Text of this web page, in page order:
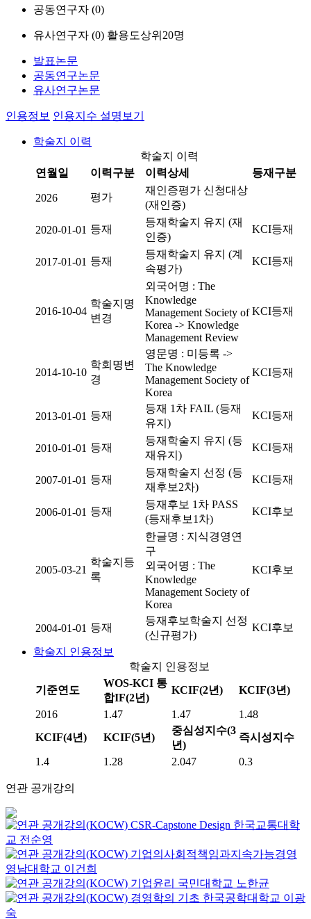
공동연구자 (0)
유사연구자 (0) 활용도상위20명
발표논문
공동연구논문
유사연구논문
인용정보 인용지수 설명보기
학술지 이력
학술지 이력
연월일
이력구분 이력상세 등재구분
2026 평가
재인증평가 신청대상
(재인증)
2020-01-01 등재
등재학술지 유지 (재
인증)
KCI등재
2017-01-01 등재
등재학술지 유지 (계
속평가)
KCI등재
2016-10-04
학술지명
변경
외국어명 : The
Knowledge
Management Society of
Korea -> Knowledge
Management Review
KCI등재
2014-10-10
학회명변
경
영문명 : 미등록 ->
The Knowledge
Management Society of
Korea
KCI등재
2013-01-01 등재
등재 1차 FAIL (등재
유지)
KCI등재
2010-01-01 등재
등재학술지 유지 (등
재유지)
KCI등재
2007-01-01 등재
등재학술지 선정 (등
재후보2차)
KCI등재
2006-01-01 등재
등재후보 1차 PASS
(등재후보1차)
KCI후보
2005-03-21
학술지등
록
한글명 : 지식경영연
구
외국어명 : The
Knowledge
Management Society of
Korea
KCI후보
2004-01-01 등재
등재후보학술지 선정
(신규평가)
KCI후보
학술지 인용정보
학술지 인용정보
기준연도
WOS-KCI 통
합IF(2년)
KCIF(2년) KCIF(3년)
2016 1.47 1.47
1.48
KCIF(4년)
KCIF(5년)
중심성지수(3
년)
즉시성지수
1.4 1.28 2.047 0.3
연관 공개강의
CSR-Capstone Design 한국교통대학
교 전순영
기업의사회적책임과지속가능경영
영남대학교 이건희
기업윤리 국민대학교 노한균
경영학의 기초 한국공학대학교 이광
숙